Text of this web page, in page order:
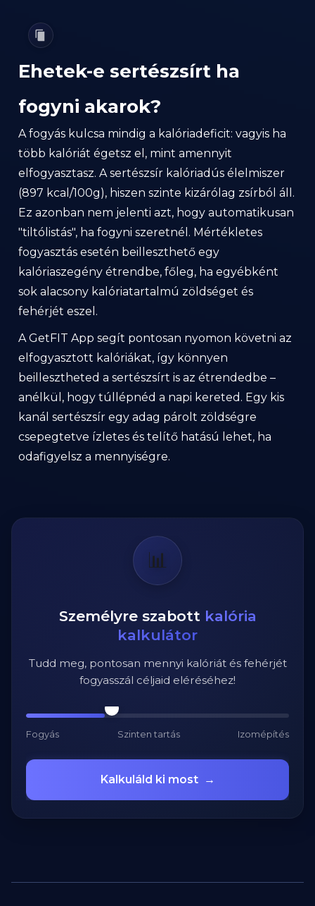
Ehetek-e sertészsírt ha
fogyni akarok?
A fogyás kulcsa mindig a kalóriadeficit: vagyis ha
több kalóriát égetsz el, mint amennyit
elfogyasztasz. A sertészsír kalóriadús élelmiszer
(897 kcal/100g), hiszen szinte kizárólag zsírból áll.
Ez azonban nem jelenti azt, hogy automatikusan
"tiltólistás", ha fogyni szeretnél. Mértékletes
fogyasztás esetén beilleszthető egy
kalóriaszegény étrendbe, főleg, ha egyébként
sok alacsony kalóriatartalmú zöldséget és
fehérjét eszel.
A GetFIT App segít pontosan nyomon követni az
elfogyasztott kalóriákat, így könnyen
beillesztheted a sertészsírt is az étrendedbe –
anélkül, hogy túllépnéd a napi kereted. Egy kis
kanál sertészsír egy adag párolt zöldségre
csepegtetve ízletes és telítő hatású lehet, ha
odafigyelsz a mennyiségre.
📊
Személyre szabott kalória
kalkulátor
Tudd meg, pontosan mennyi kalóriát és fehérjét
fogyasszál céljaid eléréséhez!
Fogyás Szinten tartás Izomépítés
Kalkuláld ki most →